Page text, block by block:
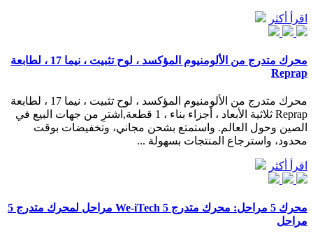
اقرأ أكثر
محرك متدرج من الألومنيوم المؤكسد ، لوح تثبيت ، نيما 17 ، لطابعة
Reprap
محرك متدرج من الألومنيوم المؤكسد ، لوح تثبيت ، نيما 17 ، لطابعة
Reprap ثلاثية الأبعاد ، أجزاء بناء ، 1 قطعة,اشترِ من جهات البيع في
الصين وحول العالم. واستمتع بشحن مجاني، وتخفيضات بوقت
محدود، واسترجاع المنتجات بسهولة ...
اقرأ أكثر
محرك 5 مراحل: محرك متدرج We-iTech 5 مراحل لمحرك متدرج 5
مراحل